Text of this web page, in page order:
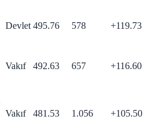
Devlet 495.76 578 +119.73
Vakıf 492.63 657 +116.60
Vakıf 481.53 1.056 +105.50